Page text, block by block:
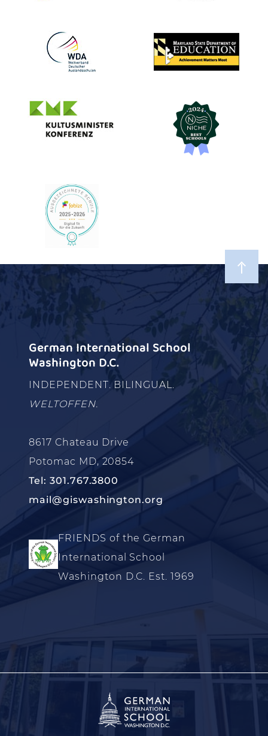
German International School
Washington D.C.
INDEPENDENT. BILINGUAL.
WELTOFFEN.
8617 Chateau Drive
Potomac MD, 20854
Tel: 301.767.3800
mail@giswashington.org
FRIENDS of the German
International School
Washington D.C. Est. 1969